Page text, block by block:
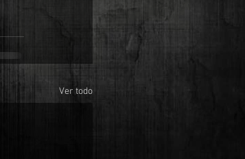
Ver todo